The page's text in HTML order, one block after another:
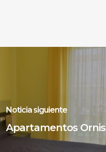
Noticia siguiente
Apartamentos Ornis